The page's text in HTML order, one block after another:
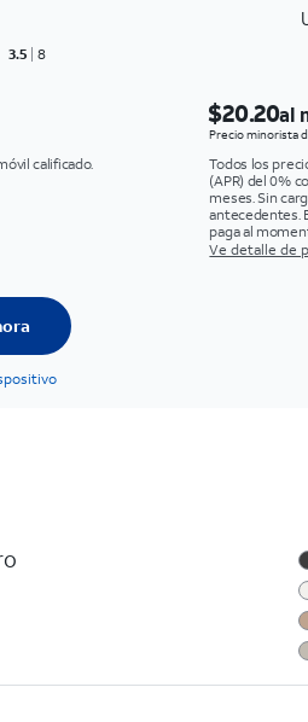
Rated 3.5 out of 5
3.5 8
calificado.
$20.20al
Precio minorista
Todos los
(APR) del 0%
meses. Sin
antecedentes.
paga al
Ve detalle de